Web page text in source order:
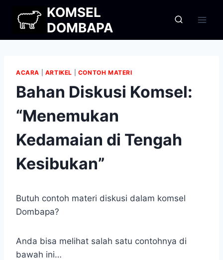
KOMSEL
DOMBAPA
ACARA ARTIKEL CONTOH MATERI
Bahan Diskusi Komsel:
“Menemukan
Kedamaian di Tengah
Kesibukan”
Butuh contoh materi diskusi dalam komsel
Dombapa?
Anda bisa melihat salah satu contohnya di
bawah ini…